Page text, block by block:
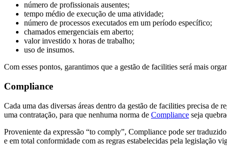
número de profissionais ausentes;
tempo médio de execução de uma atividade;
número de processos executados em um período específico;
chamados emergenciais em aberto;
valor investido x horas de trabalho;
uso de insumos.
Com esses pontos, garantimos que a gestão de facilities será mais
Compliance
Cada uma das diversas áreas dentro da gestão de facilities precisa de
uma contratação, para que nenhuma norma de Compliance seja
Proveniente da expressão “to comply”, Compliance pode ser
e em total conformidade com as regras estabelecidas pela legislação